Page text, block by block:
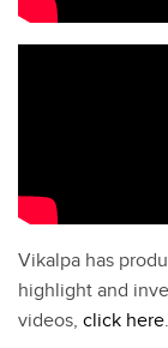
Vikalpa has
highlight and
videos, click here.